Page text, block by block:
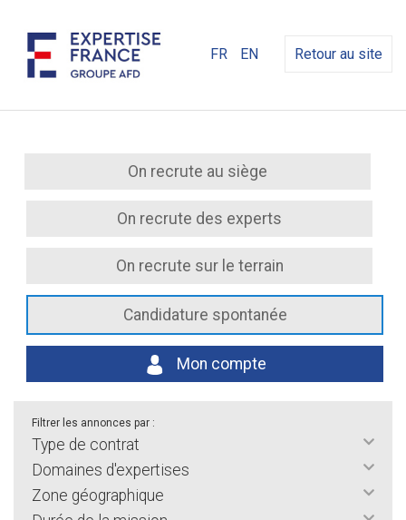
FR EN Retour au site
On recrute au siège
On recrute des experts
On recrute sur le terrain
Candidature spontanée
Mon compte
Filtrer les annonces par :
Type de contrat
Domaines d'expertises
Zone géographique